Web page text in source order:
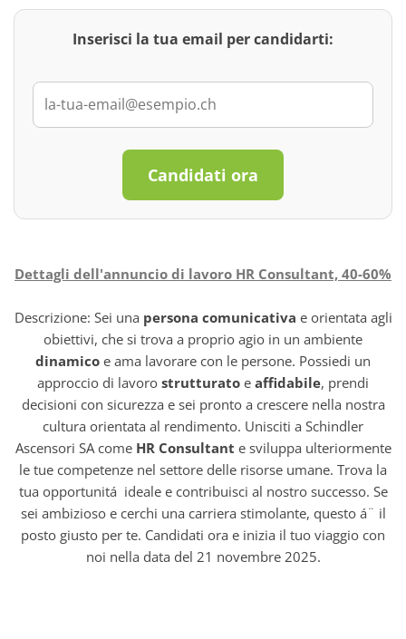
Inserisci la tua email per candidarti:
Candidati ora
Dettagli dell'annuncio di lavoro HR Consultant, 40-60%
Descrizione: Sei una persona comunicativa e orientata agli
obiettivi, che si trova a proprio agio in un ambiente
dinamico e ama lavorare con le persone. Possiedi un
approccio di lavoro strutturato e affidabile, prendi
decisioni con sicurezza e sei pronto a crescere nella nostra
cultura orientata al rendimento. Unisciti a Schindler
Ascensori SA come HR Consultant e sviluppa ulteriormente
le tue competenze nel settore delle risorse umane. Trova la
tua opportunitá ideale e contribuisci al nostro successo. Se
sei ambizioso e cerchi una carriera stimolante, questo á¨ il
posto giusto per te. Candidati ora e inizia il tuo viaggio con
noi nella data del 21 novembre 2025.